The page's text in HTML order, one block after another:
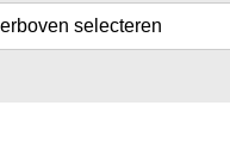
selecteren